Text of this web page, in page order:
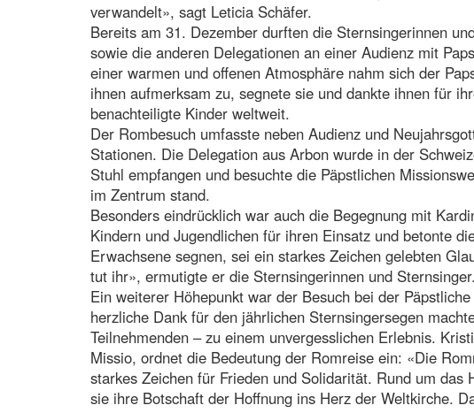
verwandelt», sagt Leticia Schäfer.
Bereits am 31. Dezember durften die Sternsingerinnen
sowie die anderen Delegationen an einer Audienz mit
einer warmen und offenen Atmosphäre nahm sich der
ihnen aufmerksam zu, segnete sie und dankte ihnen für
benachteiligte Kinder weltweit.
Der Rombesuch umfasste neben Audienz und
Stationen. Die Delegation aus Arbon wurde in der
Stuhl empfangen und besuchte die Päpstlichen
im Zentrum stand.
Besonders eindrücklich war auch die Begegnung mit
Kindern und Jugendlichen für ihren Einsatz und betonte
Erwachsene segnen, sei ein starkes Zeichen gelebten
tut ihr», ermutigte er die Sternsingerinnen und Sternsinger.
Ein weiterer Höhepunkt war der Besuch bei der
herzliche Dank für den jährlichen Sternsingersegen
Teilnehmenden – zu einem unvergesslichen Erlebnis.
Missio, ordnet die Bedeutung der Romreise ein: «Die
starkes Zeichen für Frieden und Solidarität. Rund um
sie ihre Botschaft der Hoffnung ins Herz der Weltkirche.